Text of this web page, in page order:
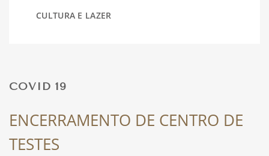
CULTURA E LAZER
FÉRIAS
COVID 19
ENCERRAMENTO DE CENTRO DE
TESTES